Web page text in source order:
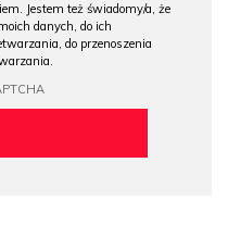
Jestem też świadomy/a, że
danych, do ich
do przenoszenia